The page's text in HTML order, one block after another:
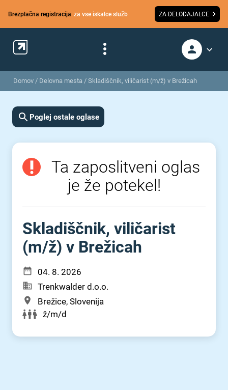
Brezplačna registracija za vse iskalce služb ZA DELODAJALCE
Domov / Delovna mesta / Skladiščnik, viličarist (m/ž) v Brežicah
Poglej ostale oglase
Ta zaposlitveni oglas
je že potekel!
Skladiščnik, viličarist
(m⁠/⁠ž) v Brežicah
04. 8. 2026
Trenkwalder d.o.o.
Brežice, Slovenija
ž/m/d